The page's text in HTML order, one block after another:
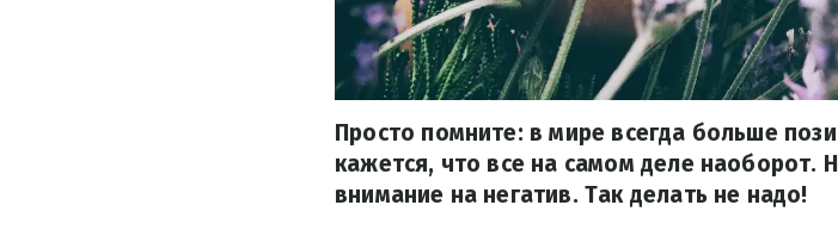
Просто помните: в мире всегда больше
кажется, что все на самом деле
внимание на негатив. Так делать не надо!